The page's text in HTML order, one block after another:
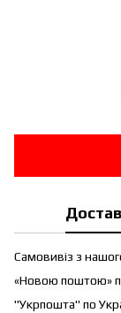
Самовивіз з
«Новою поштою»
"Укрпошта" по